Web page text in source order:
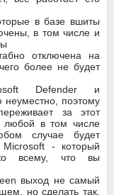
в базе вшиты
в том числе и
отключена на
более не будет
Defender и
неуместно, поэтому
за этот
любой в том числе
случае будет
- который
всему, что вы
выход не самый
но сделать так,